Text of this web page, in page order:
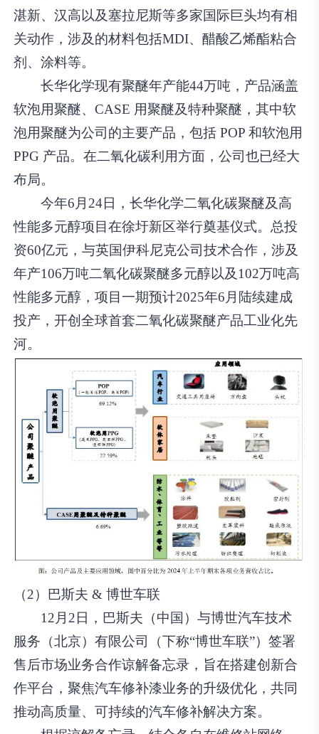
湛新、汉高以及塞拉尼斯等多家国际巨头均有相
关动作，涉及的材料包括MDI、醋酸乙烯酯粘合
剂、涂料等。
长华化学现有聚醚年产能44万吨，产品涵盖
软泡用聚醚、CASE 用聚醚及特种聚醚，其中软
泡用聚醚为公司的主要产品，包括 POP 和软泡用
PPG 产品。在二氧化碳利用方面，公司也已经大
布局。
今年6月24日，长华化学二氧化碳聚醚及高
性能多元醇项目在徐圩新区举行奠基仪式。总投
资60亿元，与英国伊科尼克公司技术合作，涉及
年产106万吨二氧化碳聚醚多元醇以及102万吨高
性能多元醇，项目一期预计2025年6月陆续建成
投产，开创全球首套二氧化碳聚醚产品工业化先
河。
（2）巴斯夫 & 博世车联
12月2日，巴斯夫（中国）与博世汽车技术
服务（北京）有限公司（下称“博世车联”）签署
售后市场业务合作谅解备忘录，旨在搭建创新合
作平台，聚焦汽车修补漆业务的升级优化，共同
推动高质量、可持续的汽车修补解决方案。